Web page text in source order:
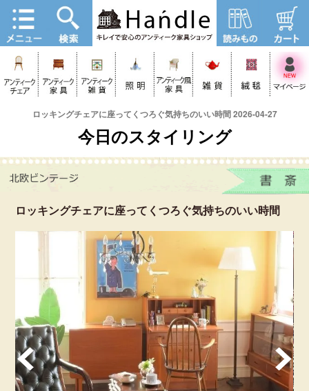
ロッキングチェアに座ってくつろぐ気持ちのいい時間 2026-04-27
今日のスタイリング
ロッキングチェアに座ってくつろぐ気持ちのいい時間